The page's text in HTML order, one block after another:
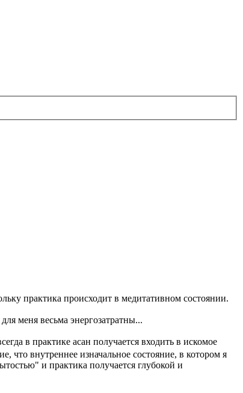
практика происходит в медитативном состоянии.
меня весьма энергозaтратны...
в практике асан получается входить в искомое
что внутреннее изначальное состояние, в котором я
и практика получается глубокой и